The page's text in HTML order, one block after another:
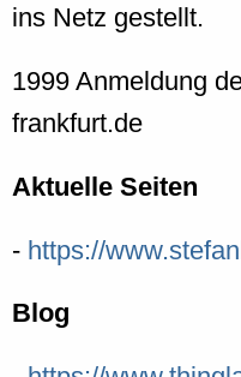
ins Netz gestellt.
1999 Anmeldung
frankfurt.de
Aktuelle Seiten
- https://
Blog